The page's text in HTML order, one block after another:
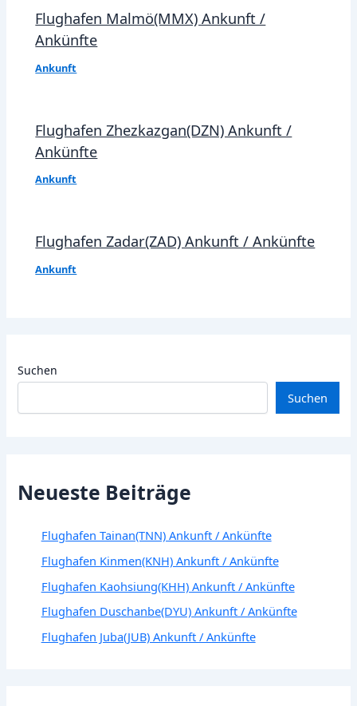
Flughafen Malmö(MMX) Ankunft /
Ankünfte
Ankunft
Flughafen Zhezkazgan(DZN) Ankunft /
Ankünfte
Ankunft
Flughafen Zadar(ZAD) Ankunft / Ankünfte
Ankunft
Suchen
Suchen
Neueste Beiträge
Flughafen Tainan(TNN) Ankunft / Ankünfte
Flughafen Kinmen(KNH) Ankunft / Ankünfte
Flughafen Kaohsiung(KHH) Ankunft / Ankünfte
Flughafen Duschanbe(DYU) Ankunft / Ankünfte
Flughafen Juba(JUB) Ankunft / Ankünfte